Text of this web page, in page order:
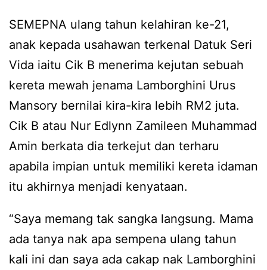
SEMEPNA ulang tahun kelahiran ke-21,
anak kepada usahawan terkenal Datuk Seri
Vida iaitu Cik B menerima kejutan sebuah
kereta mewah jenama Lamborghini Urus
Mansory bernilai kira-kira lebih RM2 juta.
Cik B atau Nur Edlynn Zamileen Muhammad
Amin berkata dia terkejut dan terharu
apabila impian untuk memiliki kereta idaman
itu akhirnya menjadi kenyataan.
“Saya memang tak sangka langsung. Mama
ada tanya nak apa sempena ulang tahun
kali ini dan saya ada cakap nak Lamborghini